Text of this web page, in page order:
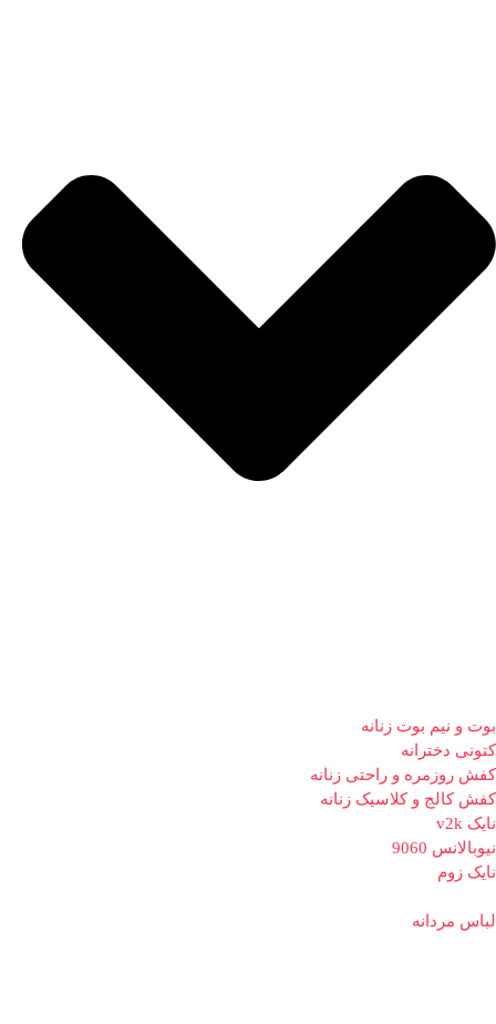
بوت و نیم بوت زنانه
کتونی دخترانه
کفش روزمره و راحتی زنانه
کفش کالج و کلاسیک زنانه
نایک v2k
نیوبالانس 9060
نایک زوم
لباس مردانه